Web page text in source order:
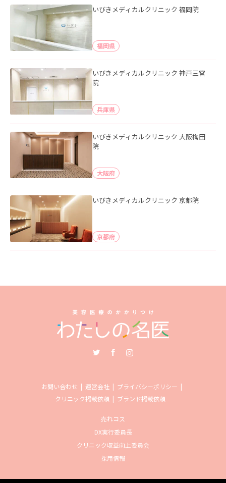
いびきメディカルクリニック 福岡院
福岡県
いびきメディカルクリニック 神戸三宮
院
兵庫県
いびきメディカルクリニック 大阪梅田
院
大阪府
いびきメディカルクリニック 京都院
京都府
お問い合わせ 運営会社
プライバシーポリシー
クリニック掲載依頼
ブランド掲載依頼
売れコス
DX実行委員長
クリニック収益向上委員会
採用情報